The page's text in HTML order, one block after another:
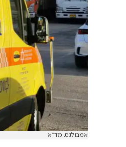
אמבולנס. מד"א